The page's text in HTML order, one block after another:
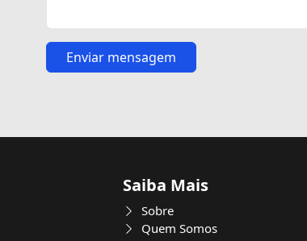
Enviar mensagem
Saiba Mais
Sobre
Quem Somos